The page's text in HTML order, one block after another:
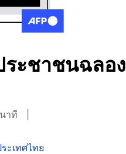
ระชาชนฉลอง
าที
ะเทศไทย